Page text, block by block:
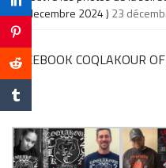
20 decembre 2024 ) 23
FACEBOOK COQLAKOUR